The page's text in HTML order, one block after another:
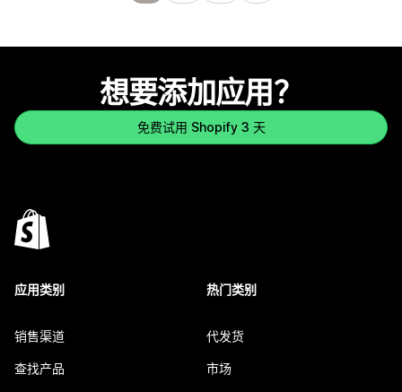
想要添加应用？
免费试用 Shopify 3 天
应用类别
销售渠道
查找产品
热门类别
代发货
市场